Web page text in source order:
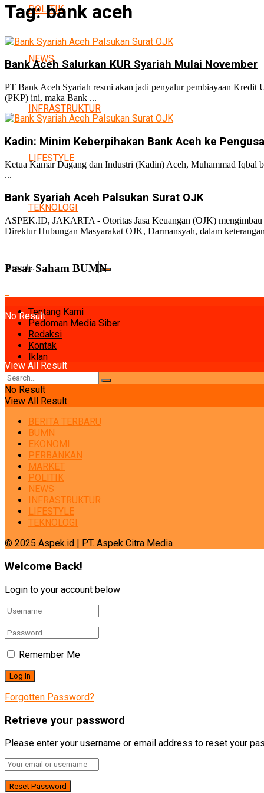
POLITIK
NEWS
INFRASTRUKTUR
LIFESTYLE
TEKNOLOGI
No Result
View All Result
Tag:bank aceh
Bank Aceh Salurkan KUR Syariah Mulai November
PT Bank Aceh Syariah resmi akan jadi penyalur pembiayaan Kredit
(PKP) ini, maka Bank ...
Kadin: Minim Keberpihakan Bank Aceh ke
Ketua Kamar Dagang dan Industri (Kadin) Aceh, Muhammad Iqbal
...
Bank Syariah Aceh Palsukan Surat OJK
ASPEK.ID, JAKARTA - Otoritas Jasa Keuangan (OJK) mengimbau
Direktur Hubungan Masyarakat OJK, Darmansyah, dalam
Pasar Saham BUMN
Tentang Kami
Pedoman Media Siber
Redaksi
Kontak
Iklan
No Result
View All Result
BERITA TERBARU
BUMN
EKONOMI
PERBANKAN
MARKET
POLITIK
NEWS
INFRASTRUKTUR
LIFESTYLE
TEKNOLOGI
© 2025 Aspek.id | PT. Aspek Citra Media
Welcome Back!
Login to your account below
Remember Me
Forgotten Password?
Retrieve your password
Please enter your username or email address to reset your